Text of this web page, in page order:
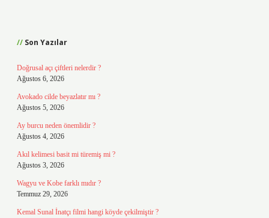
Son Yazılar
Doğrusal açı çiftleri nelerdir ?
Ağustos 6, 2026
Avokado cilde beyazlatır mı ?
Ağustos 5, 2026
Ay burcu neden önemlidir ?
Ağustos 4, 2026
Akıl kelimesi basit mi türemiş mi ?
Ağustos 3, 2026
Wagyu ve Kobe farklı mıdır ?
Temmuz 29, 2026
Kemal Sunal İnatçı filmi hangi köyde çekilmiştir ?